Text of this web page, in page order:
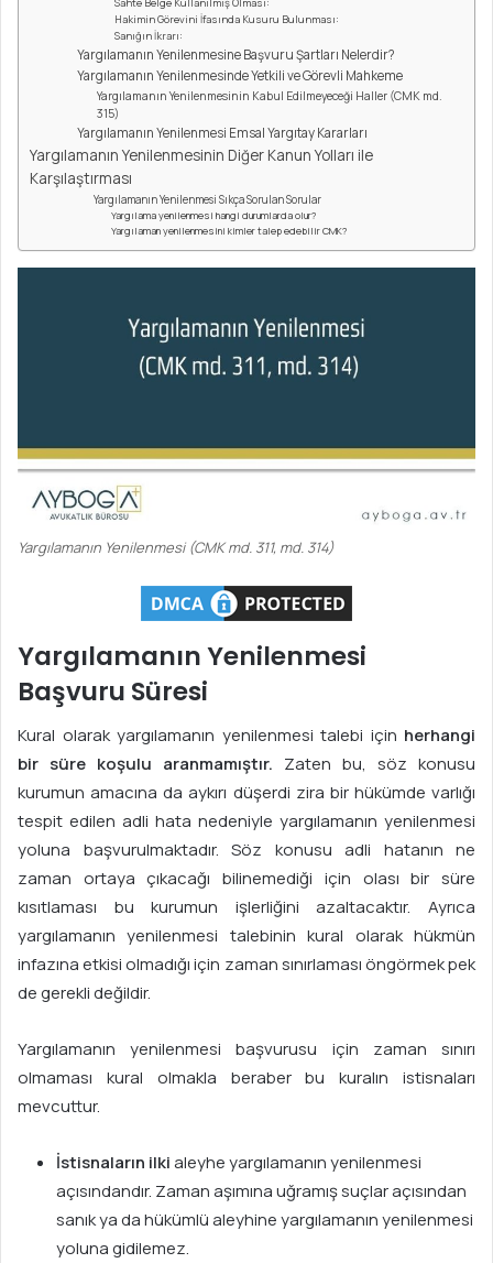
Hakimin Görevini İfasında Kusuru Bulunması:
Sanığın İkrarı:
Yargılamanın Yenilenmesine Başvuru Şartları Nelerdir?
Yargılamanın Yenilenmesinde Yetkili ve Görevli Mahkeme
Yargılamanın Yenilenmesinin Kabul Edilmeyeceği Haller (CMK md.
315)
Yargılamanın Yenilenmesi Emsal Yargıtay Kararları
Yargılamanın Yenilenmesinin Diğer Kanun Yolları ile
Karşılaştırması
Yargılamanın Yenilenmesi Sıkça Sorulan Sorular
Yargılama yenilenmesi hangi durumlarda olur?
Yargılaman yenilenmesini kimler talep edebilir CMK?
Yargılamanın Yenilenmesi (CMK md. 311, md. 314)
Yargılamanın Yenilenmesi
Başvuru Süresi
Kural olarak yargılamanın yenilenmesi talebi için herhangi
bir süre koşulu aranmamıştır. Zaten bu, söz konusu
kurumun amacına da aykırı düşerdi zira bir hükümde varlığı
tespit edilen adli hata nedeniyle yargılamanın yenilenmesi
yoluna başvurulmaktadır. Söz konusu adli hatanın ne
zaman ortaya çıkacağı bilinemediği için olası bir süre
kısıtlaması bu kurumun işlerliğini azaltacaktır. Ayrıca
yargılamanın yenilenmesi talebinin kural olarak hükmün
infazına etkisi olmadığı için zaman sınırlaması öngörmek pek
de gerekli değildir.
Yargılamanın yenilenmesi başvurusu için zaman sınırı
olmaması kural olmakla beraber bu kuralın istisnaları
mevcuttur.
İstisnaların ilkialeyhe yargılamanın yenilenmesi
açısındandır. Zaman aşımına uğramış suçlar açısından
sanık ya da hükümlü aleyhine yargılamanın yenilenmesi
yoluna gidilemez.